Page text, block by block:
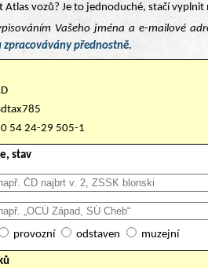
Atlas vozů? Je to jednoduché, stačí
Vašeho jména a e-mailové
přednostně.
54 24-29 505-1
stav
provozní odstaven muzejní